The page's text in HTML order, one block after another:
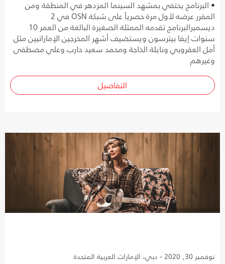
• البرنامج يحتفي بمشهد السينما المزدهر في المنطقة ومن
المقرر عرضه لأول مرة حصرياً على شبكة OSN في 2
ديسمبرالبرنامج تقدمه الممثلة الصغيرة البالغة من العمر 10
سنوات إيفا بيترسون ويستضيف أشهر المخرجين الإماراتيين مثل
أمل العقروبي ونايلة الخاجة ومحمد سعيد حارب وعلي مصطفى
وغيرهم
التفاصيل
نوفمبر 30, 2020 - دبي، الإمارات العربية المتحدة